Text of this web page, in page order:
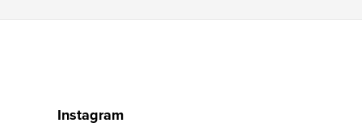
Instagram